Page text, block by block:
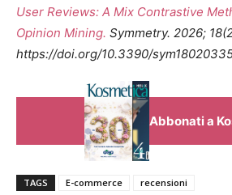
User Reviews: A Mix Contrastive
Opinion Mining. Symmetry. 2026;
https://doi.org/10.3390/
Abbonati a
TAGS E-commerce recensioni